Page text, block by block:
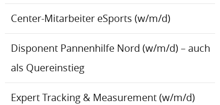
Center-Mitarbeiter eSports (w/m/d)
Disponent Pannenhilfe Nord (w/m/d) – auch
als Quereinstieg
Expert Tracking & Measurement (w/m/d)